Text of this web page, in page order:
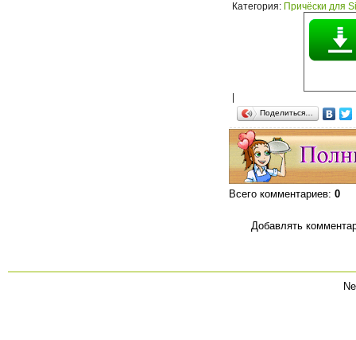
Категория: Причёски для
Поделиться…
Всего комментариев: 0
Добавлять